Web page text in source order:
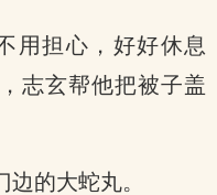
用担心，好好休息
志玄帮他把被子盖
的大蛇丸。